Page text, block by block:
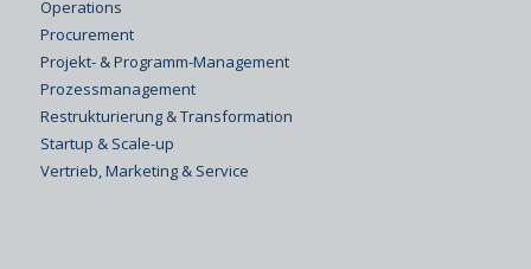
Operations
Procurement
Projekt- & Programm-Management
Prozessmanagement
Restrukturierung & Transformation
Startup & Scale-up
Vertrieb, Marketing & Service